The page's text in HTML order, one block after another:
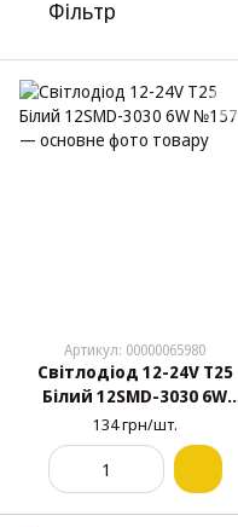
Фільтр
Артикул: 00000065980
Світлодіод 12-24V Т25
Білий 12SMD-3030 6W
№157
134 грн/шт.